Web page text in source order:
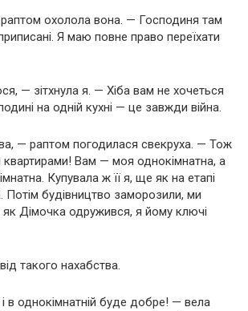
охолола вона. — Господиня там
Я маю повне право переїхати
— зітхнула я. — Хіба вам не хочеться
на одній кухні — це завжди війна.
— раптом погодилася свекруха. — Тож
квартирами! Вам — моя однокімнатна, а
Купувала ж її я, ще як на етапі
Потім будівництво заморозили, ми
Дімочка одружився, я йому ключі
такого нахабства.
в однокімнатній буде добре! — вела